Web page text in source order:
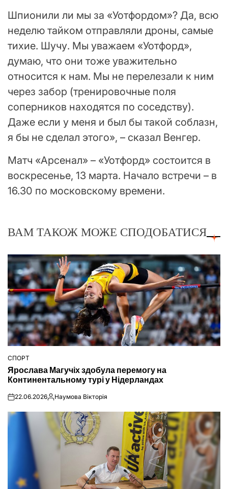
Шпионили ли мы за «Уотфордом»? Да, всю
неделю тайком отправляли дроны, самые
тихие. Шучу. Мы уважаем «Уотфорд»,
думаю, что они тоже уважительно
относится к нам. Мы не перелезали к ним
через забор (тренировочные поля
соперников находятся по соседству).
Даже если у меня и был бы такой соблазн,
я бы не сделал этого», – сказал Венгер.
Матч «Арсенал» – «Уотфорд» состоится в
воскресенье, 13 марта. Начало встречи – в
16.30 по московскому времени.
ВАМ ТАКОЖ МОЖЕ СПОДОБАТИСЯ
ОПУБЛІКУВАТИ
У
СПОРТ
Ярослава Магучіх здобула перемогу на
Континентальному турі у Нідерландах
on22.06.2026Опубліковано
Наумова Вікторія